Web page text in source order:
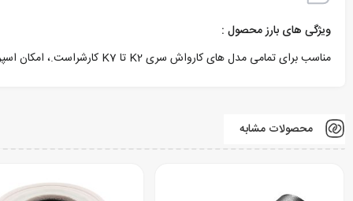
ویژگی های بارز محصول :
مناسب برای تمامی مدل های کارواش سری K2 تا K7 کارشراست.، امکان اسپری مواد شوینده را دارد و همچنین مجهز به قفل کودک می باشد.
محصولات مشابه